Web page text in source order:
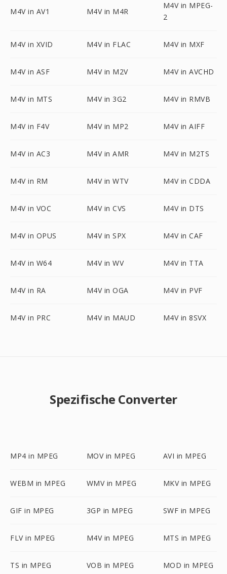
M4V in AV1 M4V in M4R
M4V in MPEG-
2
M4V in XVID M4V in FLAC M4V in MXF
M4V in ASF M4V in M2V M4V in AVCHD
M4V in MTS M4V in 3G2 M4V in RMVB
M4V in F4V M4V in MP2 M4V in AIFF
M4V in AC3 M4V in AMR M4V in M2TS
M4V in RM M4V in WTV M4V in CDDA
M4V in VOC M4V in CVS M4V in DTS
M4V in OPUS M4V in SPX M4V in CAF
M4V in W64 M4V in WV M4V in TTA
M4V in RA M4V in OGA M4V in PVF
M4V in PRC M4V in MAUD M4V in 8SVX
Spezifische Converter
MP4 in MPEG MOV in MPEG AVI in MPEG
WEBM in MPEG WMV in MPEG MKV in MPEG
GIF in MPEG 3GP in MPEG SWF in MPEG
FLV in MPEG M4V in MPEG MTS in MPEG
TS in MPEG VOB in MPEG MOD in MPEG